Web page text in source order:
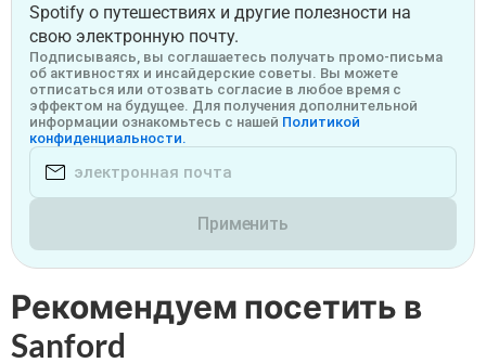
Spotify о путешествиях и другие полезности на
свою электронную почту.
Подписываясь, вы соглашаетесь получать промо-письма
об активностях и инсайдерские советы. Вы можете
отписаться или отозвать согласие в любое время с
эффектом на будущее. Для получения дополнительной
информации ознакомьтесь с нашей Политикой
конфиденциальности.
Применить
Рекомендуем посетить в
Sanford